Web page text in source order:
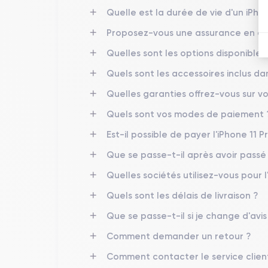
notables les distinguent.
.
des couleurs plus vives et des noirs plus profonds
angle. L'iPhone 11 Pro, quant à lui, possède un
et en verre. L'iPhone 11 Pro est plus résistant aux
Caractéristiques physiques de
iPhone 11 Proest un excellent appareil haut de
Quelle est la durée de vie d'un
Proposez-vous une assurance en
Quelles sont les options disponibles
Quels sont les accessoires inclus
Quelles garanties offrez-vous sur
Quels sont vos modes de paiement
Est-il possible de payer l'iPhone 11
Que se passe-t-il après avoir
Quelles sociétés utilisez-vous pour
Quels sont les délais de livraison ?
Que se passe-t-il si je change
Comment demander un retour ?
Comment contacter le service